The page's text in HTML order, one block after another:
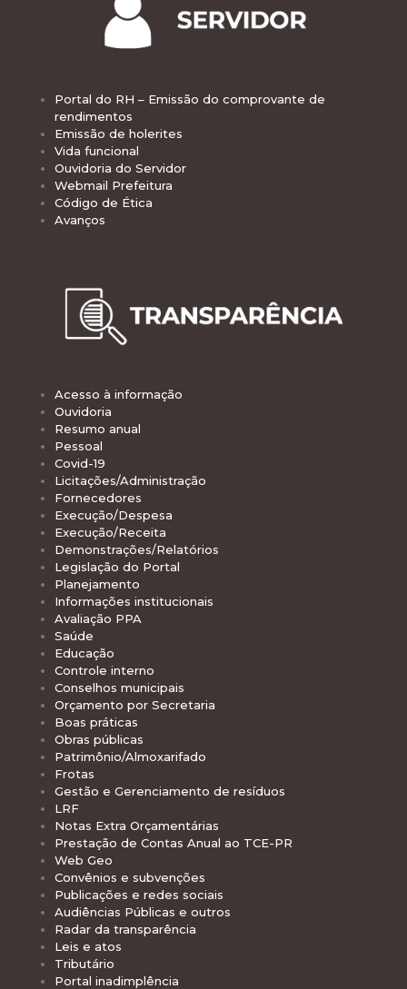
Portal do RH – Emissão do comprovante de
rendimentos
Emissão de holerites
Vida funcional
Ouvidoria do Servidor
Webmail Prefeitura
Código de Ética
Avanços
Acesso à informação
Ouvidoria
Resumo anual
Pessoal
Covid-19
Licitações/Administração
Fornecedores
Execução/Despesa
Execução/Receita
Demonstrações/Relatórios
Legislação do Portal
Planejamento
Informações institucionais
Avaliação PPA
Saúde
Educação
Controle interno
Conselhos municipais
Orçamento por Secretaria
Boas práticas
Obras públicas
Patrimônio/Almoxarifado
Frotas
Gestão e Gerenciamento de resíduos
LRF
Notas Extra Orçamentárias
Prestação de Contas Anual ao TCE-PR
Web Geo
Convênios e subvenções
Publicações e redes sociais
Audiências Públicas e outros
Radar da transparência
Leis e atos
Tributário
Portal inadimplência